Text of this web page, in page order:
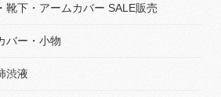
靴下・アームカバー SALE販売
バー・小物
渋液